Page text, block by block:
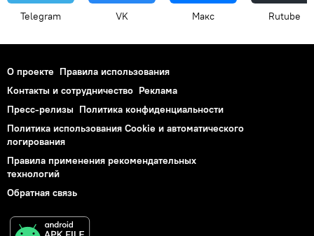
Telegram VK Макс Rutube
О проекте Правила использования
Контакты и сотрудничество Реклама
Пресс-релизы Политика конфиденциальности
Политика использования Cookie и автоматического
логирования
Правила применения рекомендательных
технологий
Обратная связь